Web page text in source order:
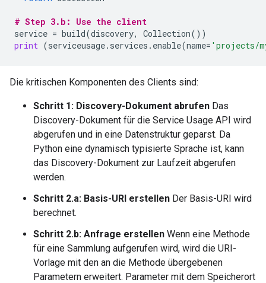
# Step 3.b: Use the client
service = build(discovery, Collection())
print (serviceusage. services . enable(name= 'projects/
Die kritischen Komponenten des Clients sind:
Schritt 1: Discovery-Dokument abrufen Das
Discovery-Dokument für die Service Usage API wird
abgerufen und in eine Datenstruktur geparst. Da
Python eine dynamisch typisierte Sprache ist, kann
das Discovery-Dokument zur Laufzeit abgerufen
werden.
Schritt 2.a: Basis-URI erstellen Der Basis-URI wird
berechnet.
Schritt 2.b: Anfrage erstellen Wenn eine Methode
für eine Sammlung aufgerufen wird, wird die URI-
Vorlage mit den an die Methode übergebenen
Parametern erweitert. Parameter mit dem Speicherort